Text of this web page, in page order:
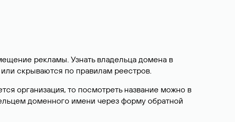
рекламы. Узнать владельца домена в
скрываются по правилам реестров.
организация, то посмотреть название можно в
доменного имени через форму обратной